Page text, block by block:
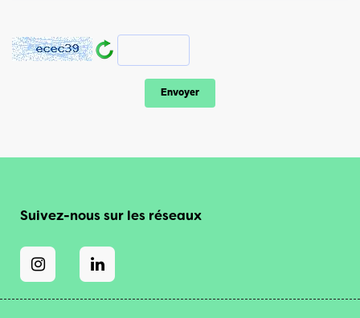
Suivez-nous sur les réseaux